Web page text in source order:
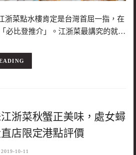
浙菜點水樓肯定是台灣首屈一指，在
必比登推介」。江浙菜最講究的就…
浙菜秋蟹正美味，處女蟳
店限定港點評價
2019-10-11